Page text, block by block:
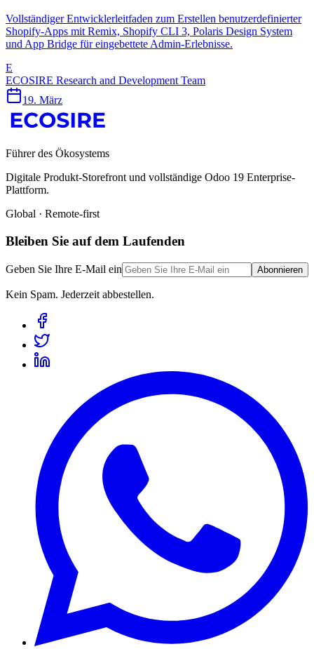
Vollständiger Entwicklerleitfaden zum Erstellen benutzerdefinierter
Shopify-Apps mit Remix, Shopify CLI 3, Polaris Design System
und App Bridge für eingebettete Admin-Erlebnisse.
E
ECOSIRE Research and Development Team
19. März
Führer des Ökosystems
Digitale Produkt-Storefront und vollständige Odoo 19 Enterprise-
Plattform.
Global · Remote-first
Bleiben Sie auf dem Laufenden
Geben Sie Ihre E-Mail ein Abonnieren
Kein Spam. Jederzeit abbestellen.